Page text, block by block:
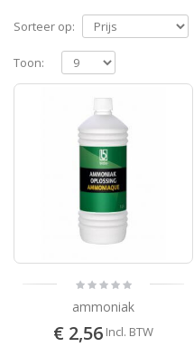
Sorteer op:
Toon:
ammoniak
€ 2,56 Incl. BTW